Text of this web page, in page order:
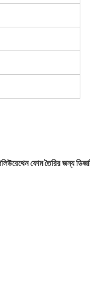
ফোম তৈরির জন্য